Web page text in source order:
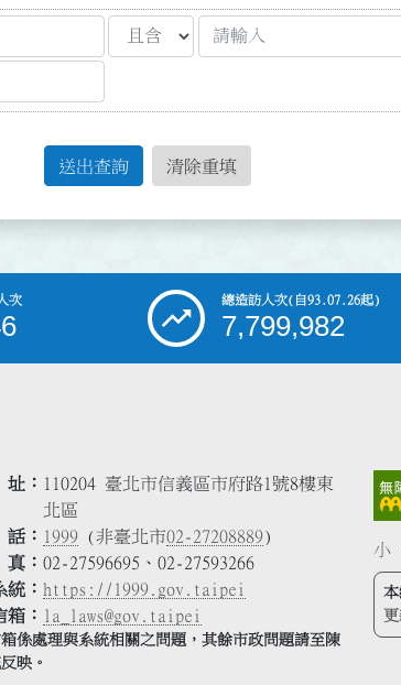
送出查詢 清除重填
次 總造訪人次(自93.07.26起)
7,799,982
110204 臺北市信義區市府路1號8樓東
北區
1999 (非臺北市02-27208889)
02-27596695、02-27593266
統
https://1999.gov.taipei
箱
la_laws@gov.taipei
係處理與系統相關之問題，其餘市政問題請至陳
映。
小